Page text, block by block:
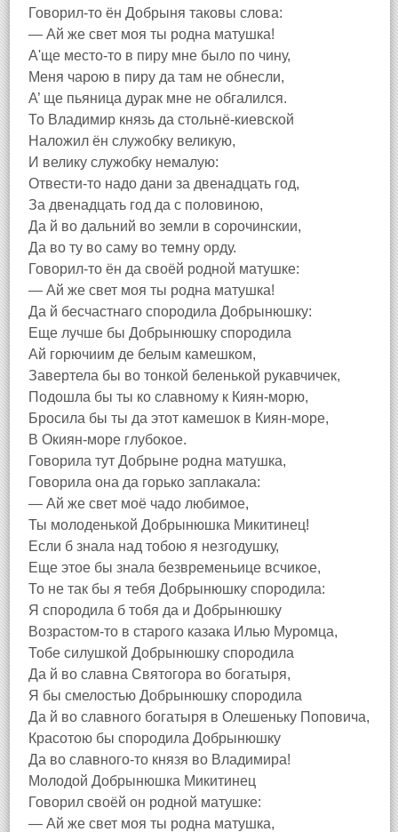
Говорил-то ён Добрыня таковы слова:
— Ай же свет моя ты родна матушка!
А'ще место-то в пиру мне было по чину,
Меня чарою в пиру да там не обнесли,
А’ ще пьяница дурак мне не обгалился.
То Владимир князь да стольнё-киевской
Наложил ён служобку великую,
И велику служобку немалую:
Отвести-то надо дани за двенадцать год,
За двенадцать год да с половиною,
Да й во дальний во земли в сорочинскии,
Да во ту во саму во темну орду.
Говорил-то ён да своёй родной матушке:
— Ай же свет моя ты родна матушка!
Да й бесчастнаго спородила Добрынюшку:
Еще лучше бы Добрынюшку спородила
Ай горючиим де белым камешком,
Завертела бы во тонкой беленькой рукавчичек,
Подошла бы ты ко славному к Киян-морю,
Бросила бы ты да этот камешок в Киян-море,
В Окиян-море глубокое.
Говорила тут Добрыне родна матушка,
Говорила она да горько заплакала:
— Ай же свет моё чадо любимое,
Ты молоденькой Добрынюшка Микитинец!
Если б знала над тобою я незгодушку,
Еще этое бы знала безвременьице всчикое,
То не так бы я тебя Добрынюшку спородила:
Я спородила б тобя да и Добрынюшку
Возрастом-то в старого казака Илью Муромца,
Тобе силушкой Добрынюшку спородила
Да й во славна Святогора во богатыря,
Я бы смелостью Добрынюшку спородила
Да й во славного богатыря в Олешеньку Поповича,
Красотою бы спородила Добрынюшку
Да во славного-то князя во Владимира!
Молодой Добрынюшка Микитинец
Говорил своёй он родной матушке:
— Ай же свет моя ты родна матушка,